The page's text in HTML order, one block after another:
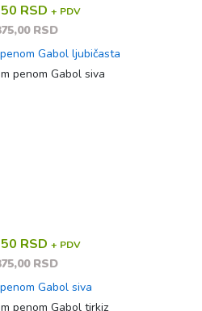
RSD + PDV
RSD
Gabol ljubičasta
RSD + PDV
RSD
Gabol siva